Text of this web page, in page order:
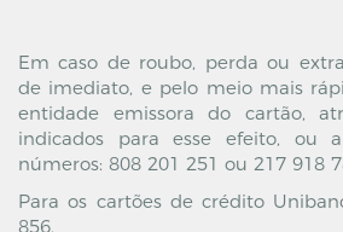
Em caso de roubo, perda ou
de imediato, e pelo meio mais
entidade emissora do cartão,
indicados para esse efeito, ou
números: 808 201 251 ou 217 918
Para os cartões de crédito
856.